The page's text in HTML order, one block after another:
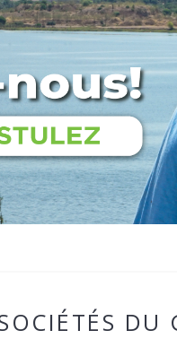
DU